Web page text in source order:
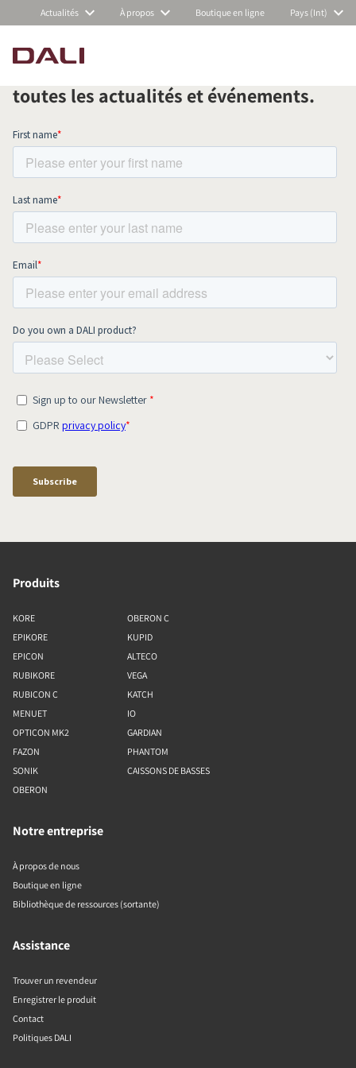
Actualités À propos Boutique en ligne Pays (Int)
COMPARER LES PRODUITS
Abonnez-vous à notre newsletter
mensuelle et restez au courant de
toutes les actualités et événements.
Produits
KORE
EPIKORE
EPICON
RUBIKORE
RUBICON C
MENUET
OPTICON MK2
FAZON
SONIK
OBERON
OBERON C
KUPID
ALTECO
VEGA
KATCH
IO
GARDIAN
PHANTOM
CAISSONS DE BASSES
Notre entreprise
À propos de nous
Boutique en ligne
Bibliothèque de ressources (sortante)
Assistance
Trouver un revendeur
Enregistrer le produit
Contact
Politiques DALI